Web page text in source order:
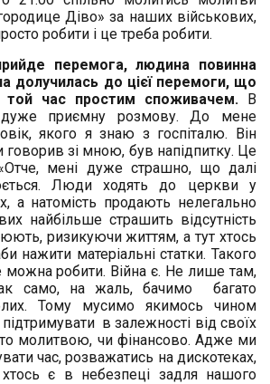
Діво» за наших військових,
робити і це треба робити.
перемога, людина повинна
долучилась до цієї перемоги, що
час простим споживачем. В
приємну розмову. До мене
якого я знаю з госпіталю. Він
говорив зі мною, був напідпитку. Це
мені дуже страшно, що далі
Люди ходять до церкви у
а натомість продають нелегально
найбільше страшить відсутність
ризикуючи життям, а тут хтось
нажити матеріальні статки. Такого
можна робити. Війна є. Не лише там,
само, на жаль, бачимо багато
Тому мусимо якимось чином
підтримувати в залежності від своїх
молитвою, чи фінансово. Адже ми
час, розважатись на дискотеках,
є в небезпеці задля нашого